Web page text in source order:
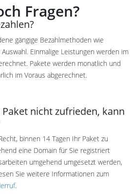
Fragen?
gängige Bezahlmethoden wie
Einmalige Leistungen werden im
Pakete werden monatlich und
im Voraus abgerechnet.
nicht zufrieden, kann
binnen 14 Tagen Ihr Paket zu
eine Domain für Sie registriert
umgehend umgesetzt werden,
Sie weitere Informationen zum
.